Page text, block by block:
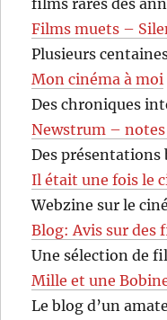
Films muets –
Plusieurs
Mon cinéma à moi
Des chroniques
Newstrum – notes
Des présentations
Il était une fois le
Webzine sur le
Blog: Avis sur des
Une sélection de
Mille et une
Le blog d’un